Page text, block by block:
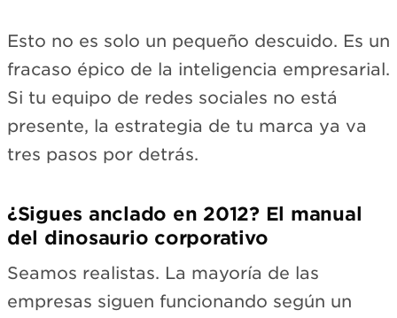
Esto no es solo un pequeño descuido. Es un
fracaso épico de la inteligencia empresarial.
Si tu equipo de redes sociales no está
presente, la estrategia de tu marca ya va
tres pasos por detrás.
¿Sigues anclado en 2012? El manual
del dinosaurio corporativo
Seamos realistas. La mayoría de las
empresas siguen funcionando según un